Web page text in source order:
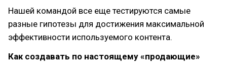
Нашей командой все еще тестируются самые
разные гипотезы для достижения максимальной
эффективности используемого контента.
Как создавать по настоящему «продающие»